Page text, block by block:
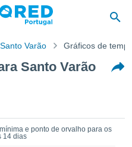
Santo Varão Gráficos de
Santo Varão
e ponto de orvalho para os
14 dias